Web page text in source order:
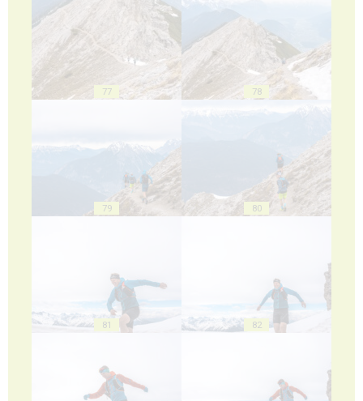
77 78
79 80
81 82